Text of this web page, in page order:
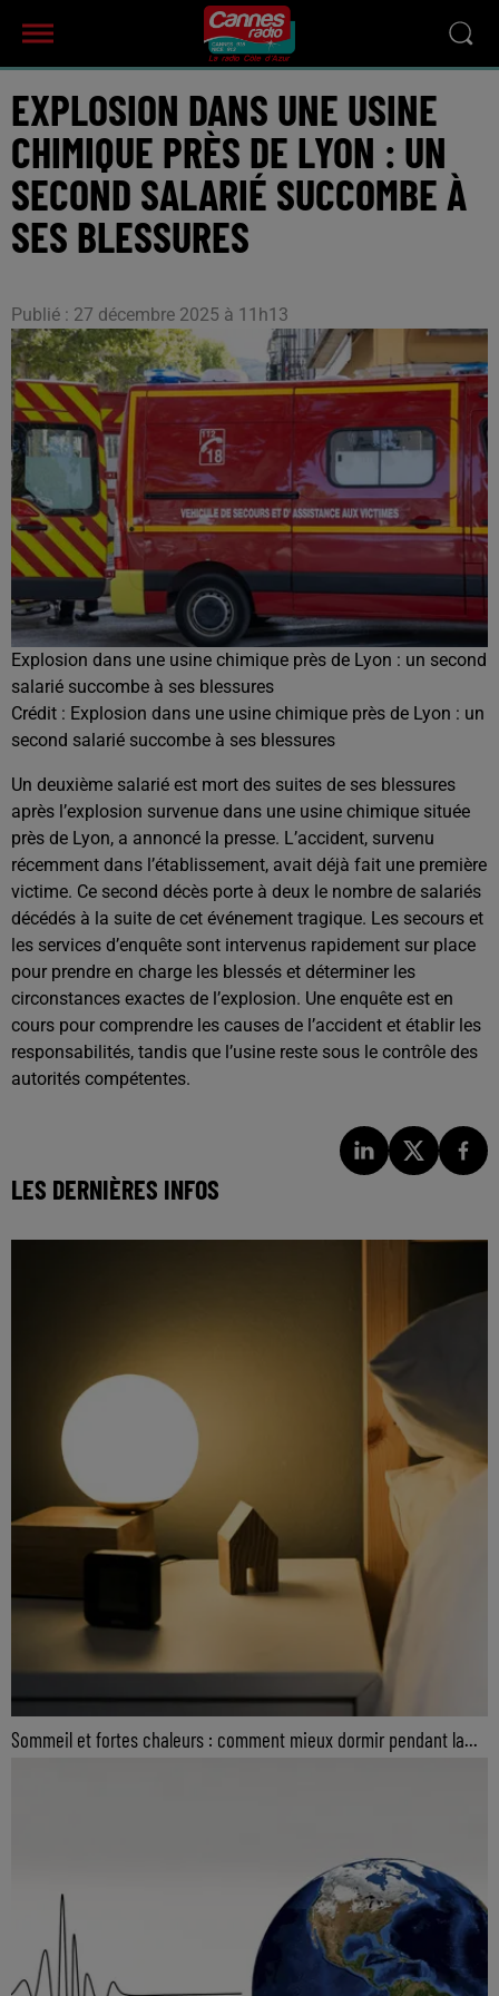
EXPLOSION DANS UNE USINE
CHIMIQUE PRÈS DE LYON : UN
SECOND SALARIÉ SUCCOMBE À
SES BLESSURES
Publié : 27 décembre 2025 à 11h13
Explosion dans une usine chimique près de Lyon : un second
salarié succombe à ses blessures
Crédit : Explosion dans une usine chimique près de Lyon : un
second salarié succombe à ses blessures
Un deuxième salarié est mort des suites de ses blessures
après l’explosion survenue dans une usine chimique située
près de Lyon, a annoncé la presse. L’accident, survenu
récemment dans l’établissement, avait déjà fait une première
victime. Ce second décès porte à deux le nombre de salariés
décédés à la suite de cet événement tragique. Les secours et
les services d’enquête sont intervenus rapidement sur place
pour prendre en charge les blessés et déterminer les
circonstances exactes de l’explosion. Une enquête est en
cours pour comprendre les causes de l’accident et établir les
responsabilités, tandis que l’usine reste sous le contrôle des
autorités compétentes.
LES DERNIÈRES INFOS
Sommeil et fortes chaleurs : comment mieux dormir pendant la...